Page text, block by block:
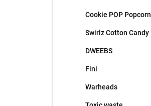
Cookie POP Popcorn
Swirlz Cotton Candy
DWEEBS
Fini
Warheads